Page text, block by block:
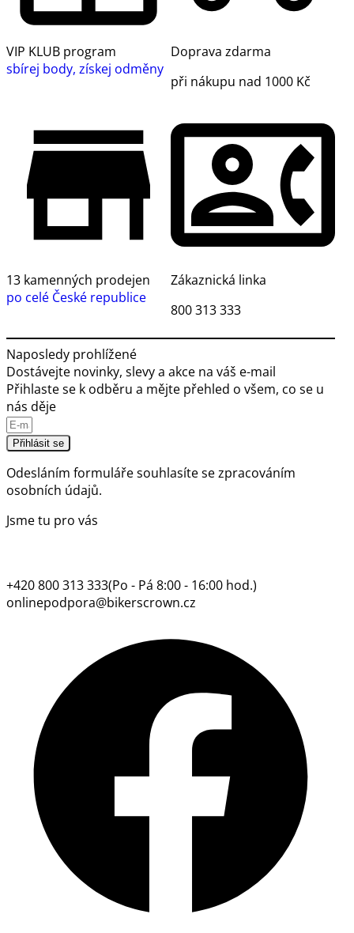
VIP KLUB program
sbírej body, získej odměny
Doprava zdarma
při nákupu nad 1000 Kč
13 kamenných prodejen
po celé České republice
Zákaznická linka
800 313 333
Naposledy prohlížené
Dostávejte novinky, slevy a akce na váš e-mail
Přihlaste se k odběru a mějte přehled o všem, co se u
nás děje
Přihlásit se
Odesláním formuláře souhlasíte sezpracováním
osobních údajů.
Jsme tu pro vás
+420 800 313 333(Po - Pá 8:00 - 16:00 hod.)
onlinepodpora@bikerscrown.cz